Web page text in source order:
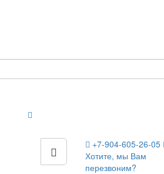
+7-904-605-26-05
Хотите, мы Вам
перезвоним?